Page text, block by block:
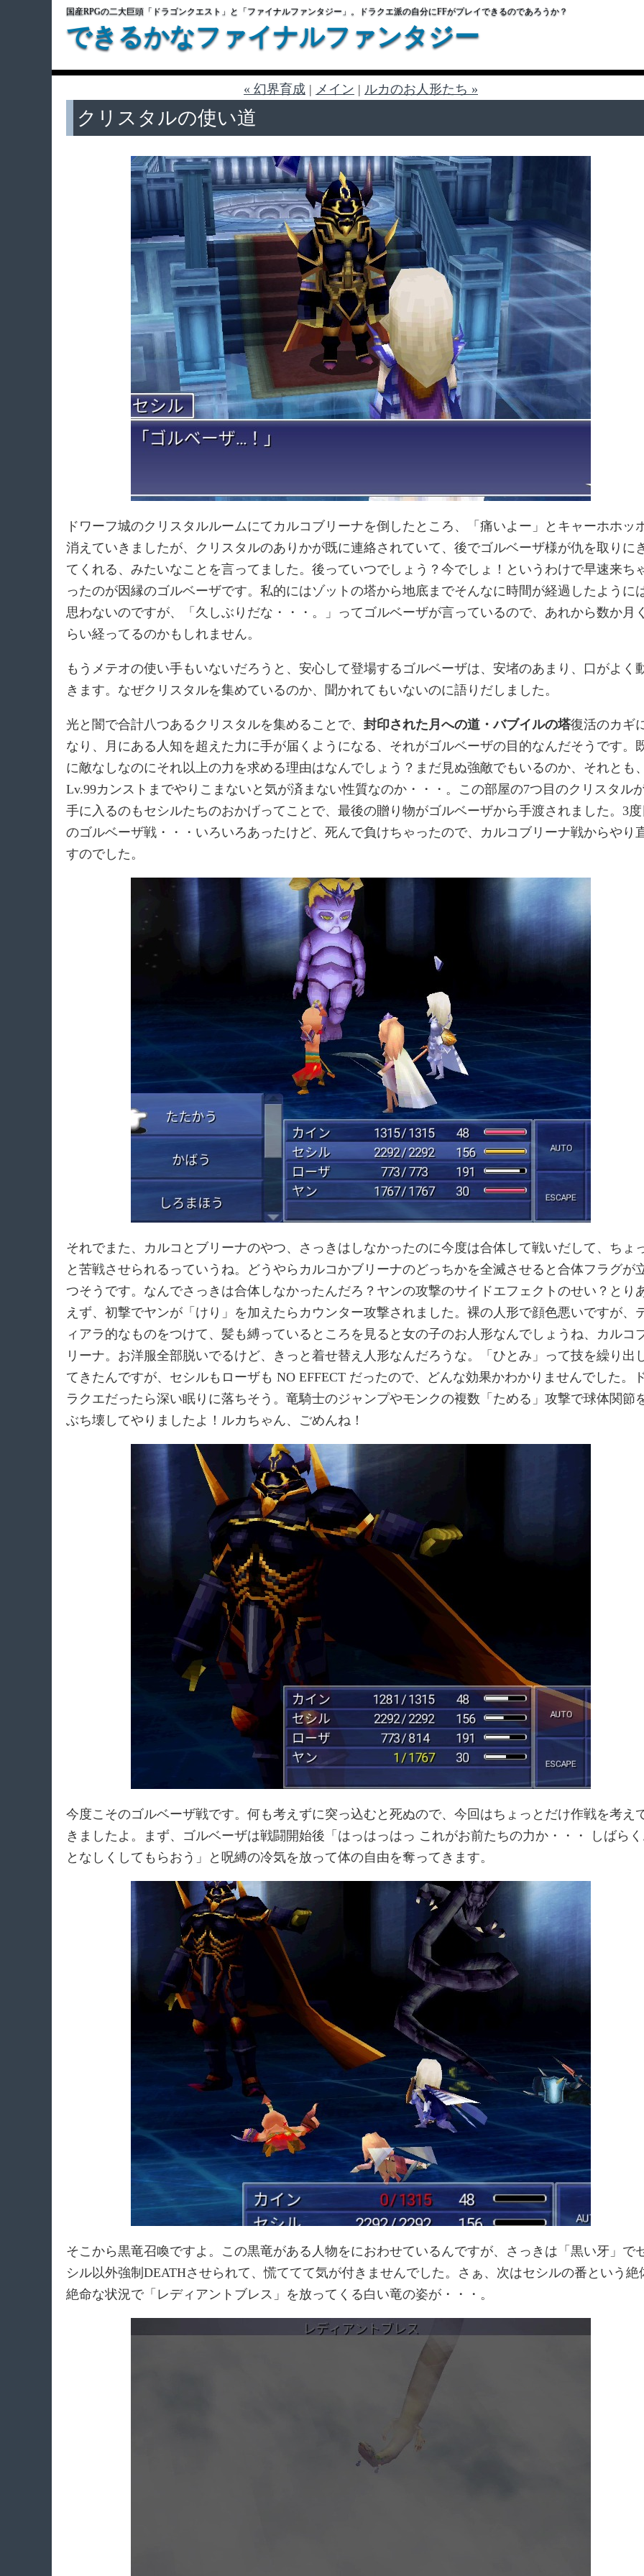
国産RPGの二大巨頭「ドラゴンクエスト」と「ファイナルファンタジー」。ドラクエ派の自分にFFがプレイできるのであろうか？
できるかなファイナルファンタジー
« 幻界育成 | メイン | ルカのお人形たち »
クリスタルの使い道
ドワーフ城のクリスタルルームにてカルコブリーナを倒したところ、「痛いよー」とキャーホホッ
消えていきましたが、クリスタルのありかが既に連絡されていて、後でゴルベーザ様が仇を取りに
てくれる、みたいなことを言ってました。後っていつでしょう？今でしょ！というわけで早速来ち
ったのが因縁のゴルベーザです。私的にはゾットの塔から地底までそんなに時間が経過したように
思わないのですが、「久しぶりだな・・・。」ってゴルベーザが言っているので、あれから数か月
らい経ってるのかもしれません。
もうメテオの使い手もいないだろうと、安心して登場するゴルベーザは、安堵のあまり、口がよく
きます。なぜクリスタルを集めているのか、聞かれてもいないのに語りだしました。
光と闇で合計八つあるクリスタルを集めることで、 封印された月への道・バブイルの塔復活のカギ
なり、月にある人知を超えた力に手が届くようになる、それがゴルベーザの目的なんだそうです。
に敵なしなのにそれ以上の力を求める理由はなんでしょう？まだ見ぬ強敵でもいるのか、それとも
Lv.99カンストまでやりこまないと気が済まない性質なのか・・・。この部屋の7つ目のクリスタル
手に入るのもセシルたちのおかげってことで、最後の贈り物がゴルベーザから手渡されました。3
のゴルベーザ戦・・・いろいろあったけど、死んで負けちゃったので、カルコブリーナ戦からやり
すのでした。
それでまた、カルコとブリーナのやつ、さっきはしなかったのに今度は合体して戦いだして、ちょ
と苦戦させられるっていうね。どうやらカルコかブリーナのどっちかを全滅させると合体フラグが
つそうです。なんでさっきは合体しなかったんだろ？ヤンの攻撃のサイドエフェクトのせい？とり
えず、初撃でヤンが「けり」を加えたらカウンター攻撃されました。裸の人形で顔色悪いですが、
ィアラ的なものをつけて、髪も縛っているところを見ると女の子のお人形なんでしょうね、カルコ
リーナ。お洋服全部脱いでるけど、きっと着せ替え人形なんだろうな。「ひとみ」って技を繰り出
てきたんですが、セシルもローザも NO EFFECT だったので、どんな効果かわかりませんでした。
ラクエだったら深い眠りに落ちそう。竜騎士のジャンプやモンクの複数「ためる」攻撃で球体関節
ぶち壊してやりましたよ！ルカちゃん、ごめんね！
今度こそのゴルベーザ戦です。何も考えずに突っ込むと死ぬので、今回はちょっとだけ作戦を考え
きましたよ。まず、ゴルベーザは戦闘開始後「はっはっはっ これがお前たちの力か・・・ しばら
となしくしてもらおう」と呪縛の冷気を放って体の自由を奪ってきます。
そこから黒竜召喚ですよ。この黒竜がある人物をにおわせているんですが、さっきは「黒い牙」で
シル以外強制DEATHさせられて、慌ててて気が付きませんでした。さぁ、次はセシルの番という絶
絶命な状況で「レディアントブレス」を放ってくる白い竜の姿が・・・。